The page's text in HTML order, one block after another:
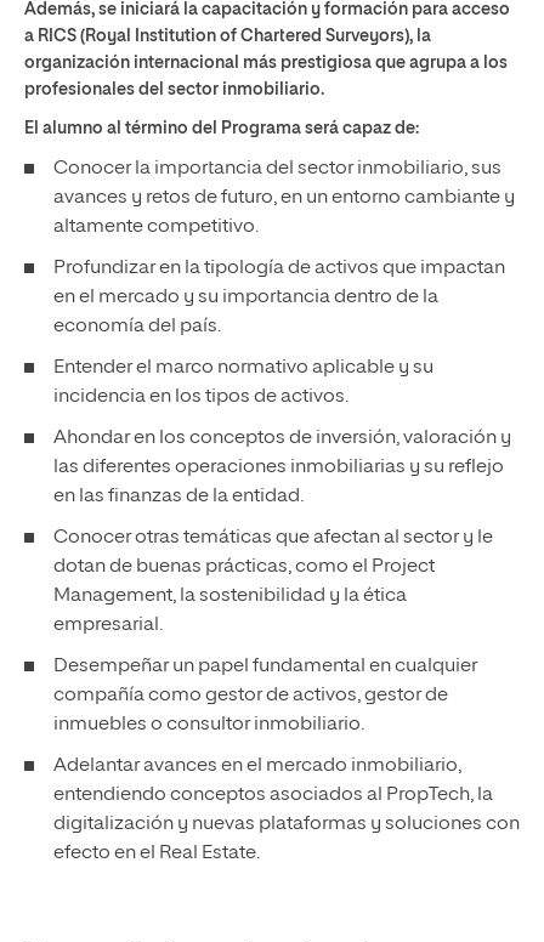
Además, se iniciará la capacitación y formación para acceso
a RICS (Royal Institution of Chartered Surveyors), la
organización internacional más prestigiosa que agrupa a los
profesionales del sector inmobiliario.
El alumno al término del Programa será capaz de:
Conocer la importancia del sector inmobiliario, sus
avances y retos de futuro, en un entorno cambiante y
altamente competitivo.
Profundizar en la tipología de activos que impactan
en el mercado y su importancia dentro de la
economía del país.
Entender el marco normativo aplicable y su
incidencia en los tipos de activos.
Ahondar en los conceptos de inversión, valoración y
las diferentes operaciones inmobiliarias y su reflejo
en las finanzas de la entidad.
Conocer otras temáticas que afectan al sector y le
dotan de buenas prácticas, como el Project
Management, la sostenibilidad y la ética
empresarial.
Desempeñar un papel fundamental en cualquier
compañía como gestor de activos, gestor de
inmuebles o consultor inmobiliario.
Adelantar avances en el mercado inmobiliario,
entendiendo conceptos asociados al PropTech, la
digitalización y nuevas plataformas y soluciones con
efecto en el Real Estate.